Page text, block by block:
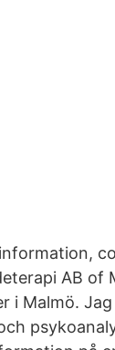
AB of
i Malmö.